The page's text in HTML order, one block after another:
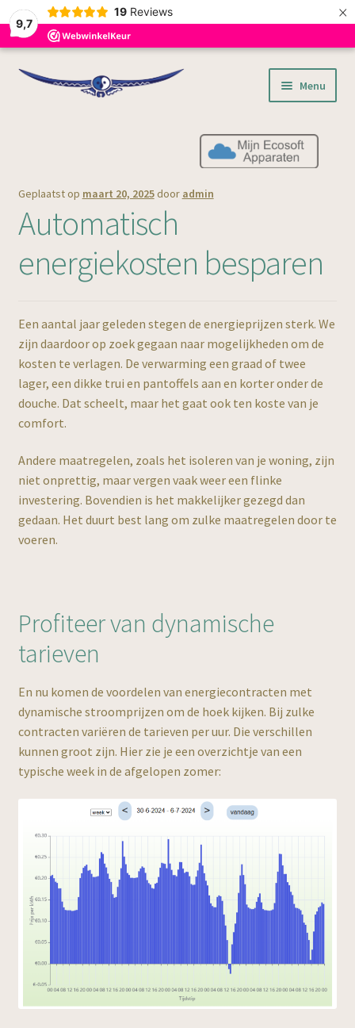
9,7
19 Reviews ×
Ga
Ga
Menu
NL
Geplaatst op maart 20, 2025door admin
Automatisch
energiekosten besparen
Een aantal jaar geleden stegen de energieprijzen sterk. We
zijn daardoor op zoek gegaan naar mogelijkheden om de
kosten te verlagen. De verwarming een graad of twee
lager, een dikke trui en pantoffels aan en korter onder de
douche. Dat scheelt, maar het gaat ook ten koste van je
comfort.
Andere maatregelen, zoals het isoleren van je woning, zijn
niet onprettig, maar vergen vaak weer een flinke
investering. Bovendien is het makkelijker gezegd dan
gedaan. Het duurt best lang om zulke maatregelen door te
voeren.
Profiteer van dynamische
tarieven
En nu komen de voordelen van energiecontracten met
dynamische stroomprijzen om de hoek kijken. Bij zulke
contracten variëren de tarieven per uur. Die verschillen
kunnen groot zijn. Hier zie je een overzichtje van een
typische week in de afgelopen zomer: